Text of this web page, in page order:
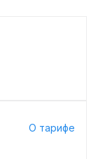
О тарифе